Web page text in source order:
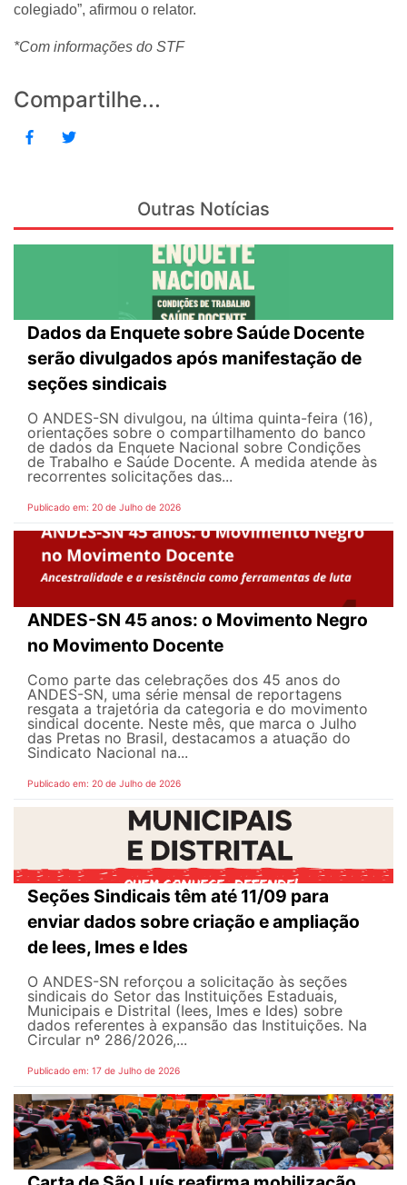
colegiado”, afirmou o relator.
*Com informações do STF
Compartilhe...
Outras Notícias
Dados da Enquete sobre Saúde Docente
serão divulgados após manifestação de
seções sindicais
O ANDES-SN divulgou, na última quinta-feira (16),
orientações sobre o compartilhamento do banco
de dados da Enquete Nacional sobre Condições
de Trabalho e Saúde Docente. A medida atende às
recorrentes solicitações das...
Publicado em: 20 de Julho de 2026
ANDES-SN 45 anos: o Movimento Negro
no Movimento Docente
Como parte das celebrações dos 45 anos do
ANDES-SN, uma série mensal de reportagens
resgata a trajetória da categoria e do movimento
sindical docente. Neste mês, que marca o Julho
das Pretas no Brasil, destacamos a atuação do
Sindicato Nacional na...
Publicado em: 20 de Julho de 2026
Seções Sindicais têm até 11/09 para
enviar dados sobre criação e ampliação
de Iees, Imes e Ides
O ANDES-SN reforçou a solicitação às seções
sindicais do Setor das Instituições Estaduais,
Municipais e Distrital (Iees, Imes e Ides) sobre
dados referentes à expansão das Instituições. Na
Circular nº 286/2026,...
Publicado em: 17 de Julho de 2026